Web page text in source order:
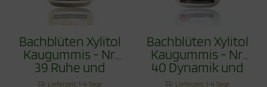
Bachblüten Xylitol
Kaugummis - Nr.
39 Ruhe und
Gelassenheit 60g
Lieferzeit:1-4 Tage
Bachblüten Xylitol
Kaugummis - Nr.
40 Dynamik und
Ausdauer 60g
Lieferzeit:1-4 Tage